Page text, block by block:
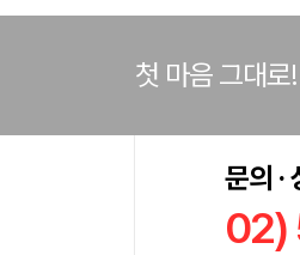
첫 마음 그대
문의 ·